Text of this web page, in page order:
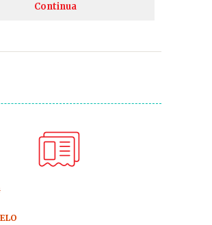
Continua